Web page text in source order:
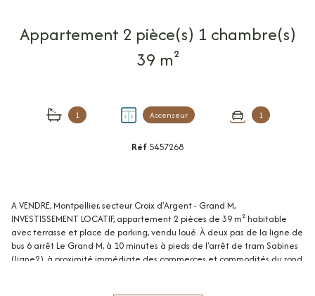
Appartement 2 pièce(s) 1 chambre(s)
39 m²
1 Ascenseur 1
Réf 5457268
A VENDRE, Montpellier, secteur Croix d'Argent - Grand M,
INVESTISSEMENT LOCATIF, appartement 2 pièces de 39 m² habitable
avec terrasse et place de parking, vendu loué. À deux pas de la ligne de
bus 6 arrêt Le Grand M, à 10 minutes à pieds de l'arrêt de tram Sabines
(ligne2), à proximité immédiate des commerces et commodités du rond